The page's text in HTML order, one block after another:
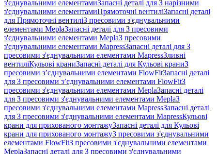
з'єднувальними елементамиЗапасні деталі для З нарізними
з'єднувальними елементамиПрямоточні вентиліЗапасні деталі
для Прямоточні вентиліЗ пресовими з'єднувальними
елементами MeplaЗапасні деталі для З пресовими
з'єднувальними елементами MeplaЗ пресовими
з'єднувальними елементами MapressЗапасні деталі для З
пресовими з'єднувальними елементами MapressЗливні
вентиліКульові краниЗапасні деталі для Кульові краниЗ
пресовими з’єднувальними елементами FlowFitЗапасні деталі
для З пресовими з’єднувальними елементами FlowFitЗ
пресовими з'єднувальними елементами MeplaЗапасні деталі
для З пресовими з'єднувальними елементами MeplaЗ
пресовими з'єднувальними елементами MapressЗапасні деталі
для З пресовими з'єднувальними елементами MapressКульові
крани для прихованого монтажуЗапасні деталі для Кульові
крани для прихованого монтажуЗ пресовими з'єднувальними
елементами FlowFitЗ пресовими з'єднувальними елементами
MeplaЗапасні деталі для З пресовими з'єднувальними